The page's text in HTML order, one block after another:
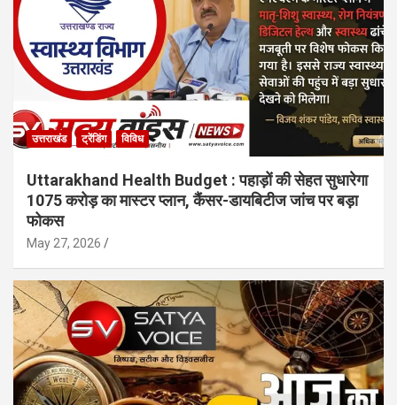
उत्तराखंड ट्रेंडिंग विविध
Uttarakhand Health Budget : पहाड़ों की सेहत सुधारेगा
1075 करोड़ का मास्टर प्लान, कैंसर-डायबिटीज जांच पर बड़ा
फोकस
May 27, 2026